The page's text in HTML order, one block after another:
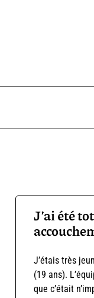
J’ai été
J’étais très
(19 ans).
que c’était